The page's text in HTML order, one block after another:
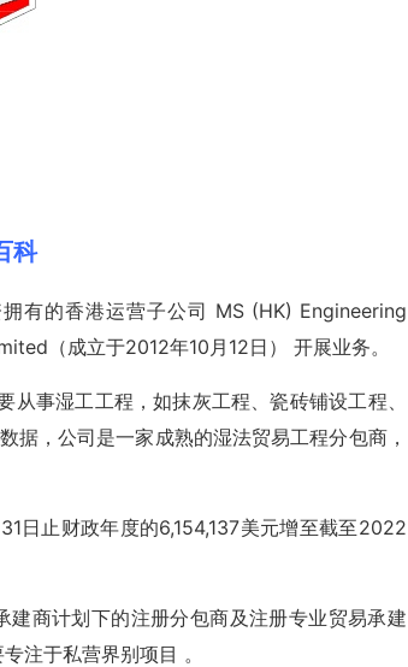
科
有的香港运营子公司 MS (HK) Engineering
（成立于2012年10月12日） 开展业务。
事湿工工程，如抹灰工程、瓷砖铺设工程、
，公司是一家成熟的湿法贸易工程分包商，
日止财政年度的6,154,137美元增至截至2022
商计划下的注册分包商及注册专业贸易承建
注于私营界别项目 。